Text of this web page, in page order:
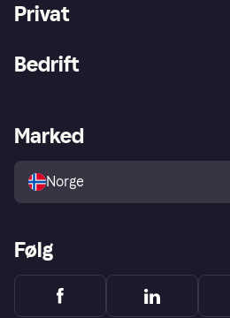
Privat
Utforsk butikker
Bedrift
Merchant portal
Marked
Norge
Følg